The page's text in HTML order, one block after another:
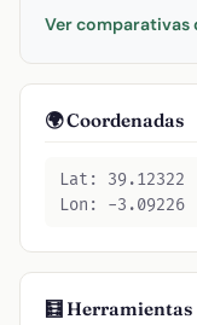
Ver comparativas
🌍 Coordenadas
Lat: 39.12322
Lon: -3.09226
🧮 Herramientas